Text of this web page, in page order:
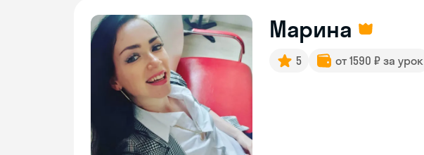
Марина
5 от 1590 ₽ за урок